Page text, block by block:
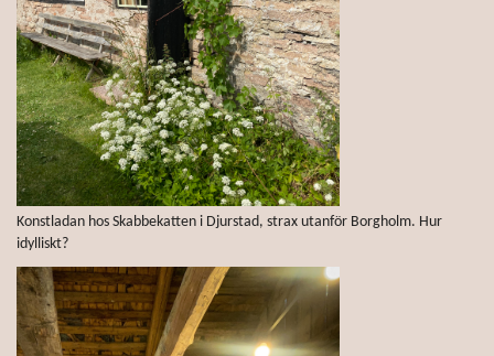
Konstladan hos Skabbekatten i Djurstad, strax utanför Borgholm. Hur
idylliskt?